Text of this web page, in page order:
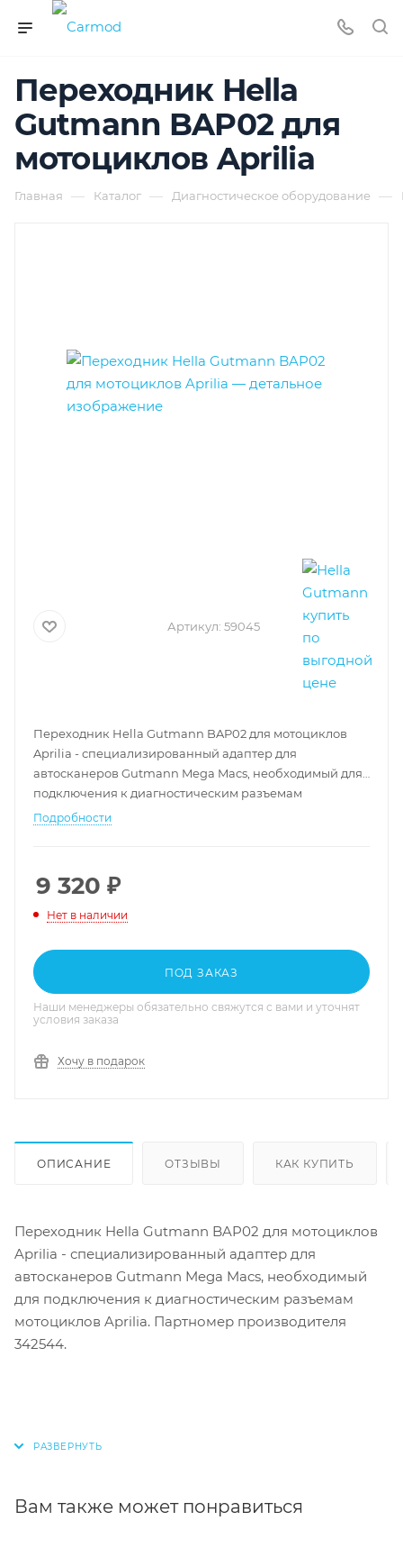
Переходник Hella
Gutmann BAP02 для
мотоциклов Aprilia
Главная — Каталог — Диагностическое оборудование —
Артикул: 59045
Переходник Hella Gutmann BAP02 для мотоциклов
Aprilia - специализированный адаптер для
автосканеров Gutmann Mega Macs, необходимый для
подключения к диагностическим разъемам
мотоцикловAprilia
Подробности
9 320 ₽
Нет в наличии
ПОД ЗАКАЗ
Наши менеджеры обязательно свяжутся с вами и уточнят
условия заказа
Хочу в подарок
ОПИСАНИЕ ОТЗЫВЫ КАК КУПИТЬ
Переходник Hella Gutmann BAP02 для мотоциклов
Aprilia - специализированный адаптер для
автосканеров Gutmann Mega Macs, необходимый
для подключения к диагностическим разъемам
мотоциклов Aprilia. Партномер производителя
342544.
Вам также может понравиться